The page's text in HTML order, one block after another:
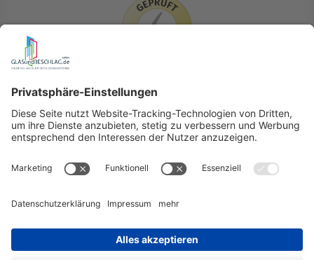
HerstellerBeratungFAQGlossarKontaktNewsletterTEAM
Widerruf